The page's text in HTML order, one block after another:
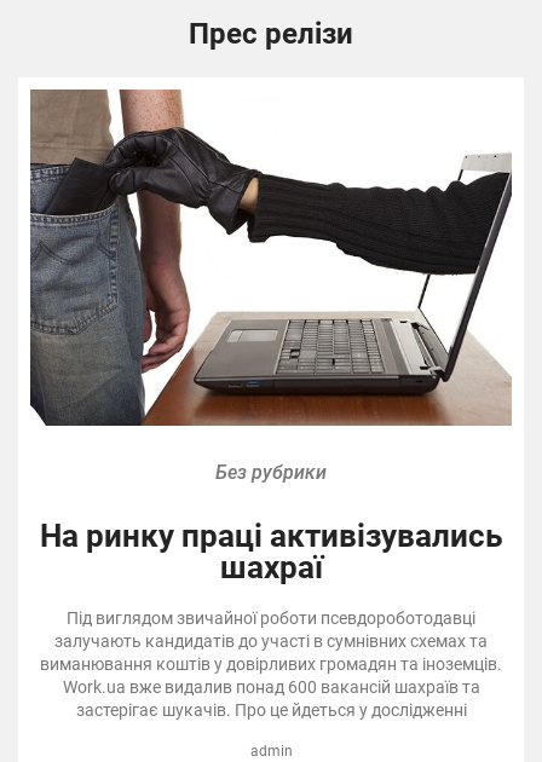
Прес релізи
Без рубрики
На ринку праці активізувались
шахраї
Під виглядом звичайної роботи псевдороботодавці
залучають кандидатів до участі в сумнівних схемах та
виманювання коштів у довірливих громадян та іноземців.
Work.ua вже видалив понад 600 вакансій шахраїв та
застерігає шукачів. Про це йдеться у дослідженні
admin